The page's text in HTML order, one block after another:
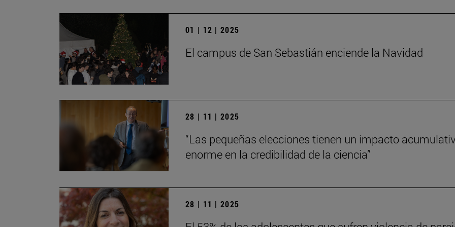
01 | 12 | 2025
El campus de San Sebastián enciende la Navidad
28 | 11 | 2025
“Las pequeñas elecciones tienen un impacto
enorme en la credibilidad de la ciencia”
28 | 11 | 2025